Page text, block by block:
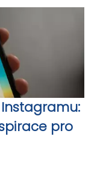
pro